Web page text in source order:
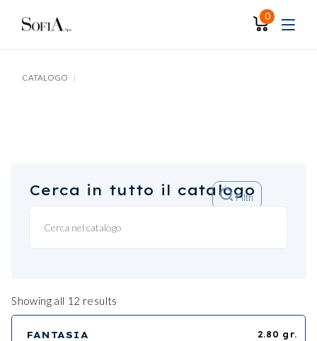
0
CATALOGO
Cerca in tutto il catalogo
Filtri
Showing all 12 results
2.80 gr.
FANTASIA